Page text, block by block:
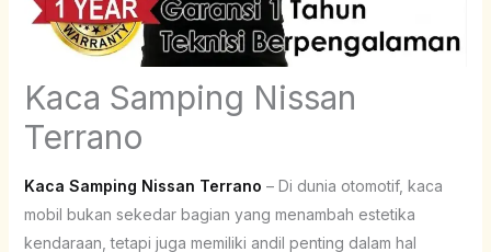
Kaca Samping Nissan
Terrano
Kaca Samping Nissan Terrano – Di dunia otomotif, kaca
mobil bukan sekedar bagian yang menambah estetika
kendaraan, tetapi juga memiliki andil penting dalam hal